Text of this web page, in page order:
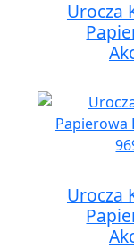
Urocza
Urocza